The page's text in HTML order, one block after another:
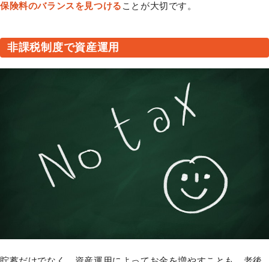
保険料のバランスを見つける ことが大切です。
非課税制度で資産運用